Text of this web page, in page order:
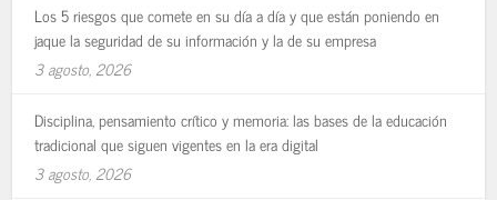
Los 5 riesgos que comete en su día a día y que están poniendo en
jaque la seguridad de su información y la de su empresa
3 agosto, 2026
Disciplina, pensamiento crítico y memoria: las bases de la educación
tradicional que siguen vigentes en la era digital
3 agosto, 2026